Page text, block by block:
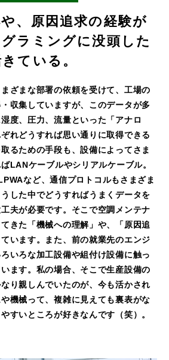
、原因追求の経験が
ラミングに没頭した
ている。
ざまな部署の依頼を受けて、工場の
収集していますが、このデータが多
度、圧力、流量といった「アナロ
れどうすれば思い通りに取得できる
るための手段も、設備によってさま
LANケーブルやシリアルケーブル。
など、通信プロトコルもさまざま
した中でどうすればうまくデータを
夫が必要です。そこで空調メンテナ
きた「機械への理解」や、「原因追
います。また、前の就業先のエンジ
いろな加工設備や組付け設備に触っ
ます。私の場合、そこで生産設備の
り親しんでいたのが、今も活かされ
機械って、複雑に見えても裏表がな
すいところが好きなんです（笑）。